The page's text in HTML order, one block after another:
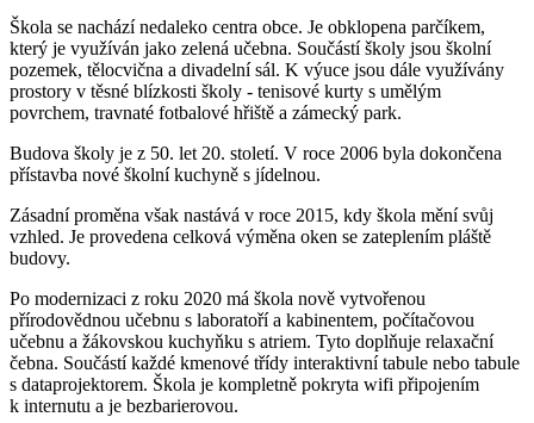
Škola se nachází nedaleko centra obce. Je obklopena parčíkem,
který je využíván jako zelená učebna. Součástí školy jsou školní
pozemek, tělocvična a divadelní sál. K výuce jsou dále využívány
prostory v těsné blízkosti školy - tenisové kurty s umělým
povrchem, travnaté fotbalové hřiště a zámecký park.
Budova školy je z 50. let 20. století. V roce 2006 byla dokončena
přístavba nové školní kuchyně s jídelnou.
Zásadní proměna však nastává v roce 2015, kdy škola mění svůj
vzhled. Je provedena celková výměna oken se zateplením pláště
budovy.
Po modernizaci z roku 2020 má škola nově vytvořenou
přírodovědnou učebnu s laboratoří a kabinentem, počítačovou
učebnu a žákovskou kuchyňku s atriem. Tyto doplňuje relaxační
čebna. Součástí každé kmenové třídy interaktivní tabule nebo tabule
s dataprojektorem. Škola je kompletně pokryta wifi připojením
k internutu a je bezbarierovou.